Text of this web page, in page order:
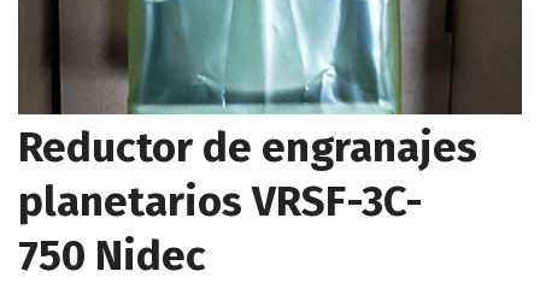
Reductor de engranajes
planetarios VRSF-3C-
750 Nidec